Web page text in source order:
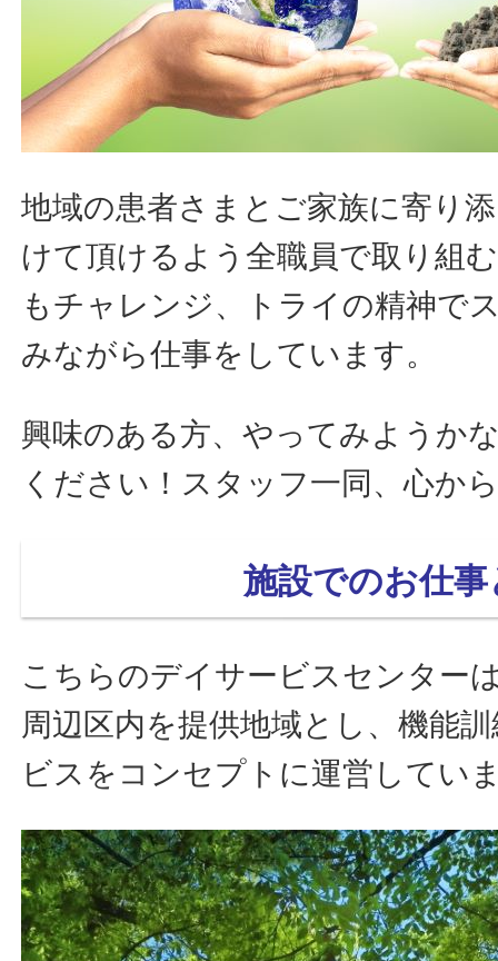
地域の患者さまとご家族に寄り
けて頂けるよう全職員で取り組
もチャレンジ、トライの精神で
みながら仕事をしています。
興味のある方、やってみようか
ください！スタッフ一同、心か
施設でのお仕事
こちらのデイサービスセンター
周辺区内を提供地域とし、機能
ビスをコンセプトに運営してい